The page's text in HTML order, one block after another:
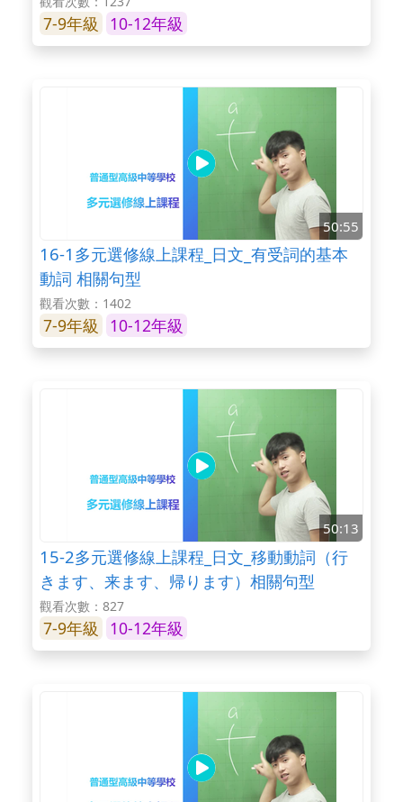
7-9年級 10-12年級
50:55
16-1多元選修線上課程_日文_有受詞的基本
動詞 相關句型
觀看次數：1402
7-9年級 10-12年級
50:13
15-2多元選修線上課程_日文_移動動詞（行
きます、来ます、帰ります）相關句型
觀看次數：827
7-9年級 10-12年級